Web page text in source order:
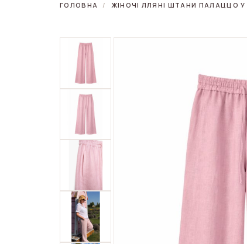
ГОЛОВНА ЖІНОЧІ ЛЛЯНІ ШТАНИ ПАЛАЦЦО